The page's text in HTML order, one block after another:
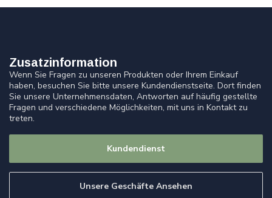
Zusatzinformation
Wenn Sie Fragen zu unseren Produkten oder Ihrem Einkauf
haben, besuchen Sie bitte unsere Kundendienstseite. Dort finden
Sie unsere Unternehmensdaten, Antworten auf häufig gestellte
Fragen und verschiedene Möglichkeiten, mit uns in Kontakt zu
treten.
Kundendienst
Unsere Geschäfte Ansehen